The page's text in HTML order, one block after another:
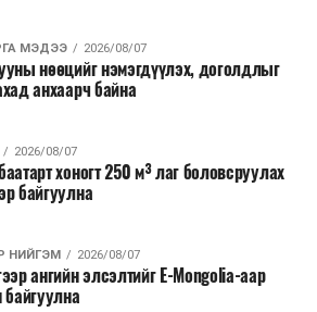
МЭДЭЭ 2026/08/07
нөөцийг нэмэгдүүлэх, доголдлыг
анхаарч байна
2026/08/07
хоногт 250 м³ лаг боловсруулах
байгуулна
НИЙГЭМ 2026/08/07
ангийн элсэлтийг E-Mongolia-аар
байгуулна